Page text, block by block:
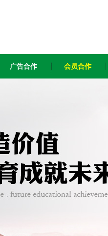
广告合作 会员合作